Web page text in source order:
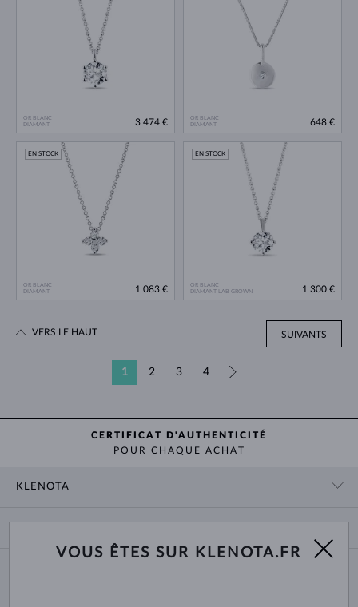
OR BLANC
DIAMANT
3 474 €
OR BLANC
DIAMANT
648 €
OR BLANC
DIAMANT
EN STOCK
1 083 €
OR BLANC
DIAMANT LAB GROWN
EN STOCK
1 300 €
SUIVANTS
1 2 3 4
VERS LE HAUT
CERTIFICAT D'AUTHENTICITÉ
POUR CHAQUE ACHAT
KLENOTA
NOUS CONNAÎTRE
LIVRAISON ET PAIEMENT
VOUS ÊTES SUR KLENOTA.FR